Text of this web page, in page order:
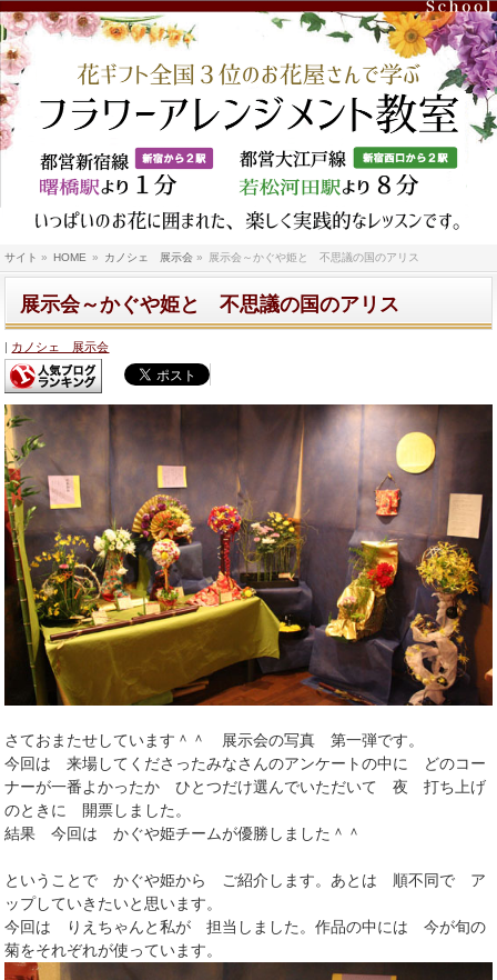
サイト » HOME » カノシェ 展示会 » 展示会～かぐや姫と 不思議の国のアリス
展示会～かぐや姫と 不思議の国のアリス
カノシェ 展示会
さておまたせしています＾＾ 展示会の写真 第一弾です。
今回は 来場してくださったみなさんのアンケートの中に どのコー
ナーが一番よかったか ひとつだけ選んでいただいて 夜 打ち上げ
のときに 開票しました。
結果 今回は かぐや姫チームが優勝しました＾＾
ということで かぐや姫から ご紹介します。あとは 順不同で ア
ップしていきたいと思います。
今回は りえちゃんと私が 担当しました。作品の中には 今が旬の
菊をそれぞれが使っています。